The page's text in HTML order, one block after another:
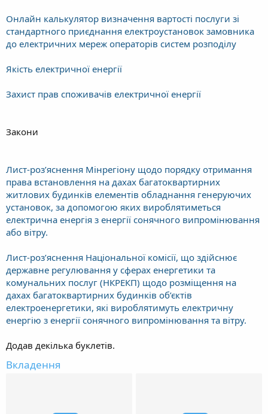
Онлайн калькулятор визначення вартості послуги зі
стандартного приєднання електроустановок замовника
до електричних мереж операторів систем розподілу
Якість електричної енергії
Захист прав споживачів електричної енергії
Закони
Лист-роз’яснення Мінрегіону щодо порядку отримання
права встановлення на дахах багатоквартирних
житлових будинків елементів обладнання генеруючих
установок, за допомогою яких вироблятиметься
електрична енергія з енергії сонячного випромінювання
або вітру.
Лист-роз’яснення Національної комісії, що здійснює
державне регулювання у сферах енергетики та
комунальних послуг (НКРЕКП) щодо розміщення на
дахах багатоквартирних будинків об’єктів
електроенергетики, які вироблятимуть електричну
енергію з енергії сонячного випромінювання та вітру.
Додав декілька буклетів.
Вкладення